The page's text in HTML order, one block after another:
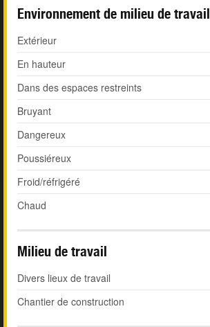
Environnement de milieu de travail
Extérieur
En hauteur
Dans des espaces restreints
Bruyant
Dangereux
Poussiéreux
Froid/réfrigéré
Chaud
Milieu de travail
Divers lieux de travail
Chantier de construction